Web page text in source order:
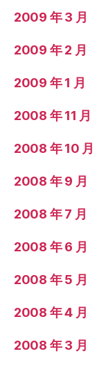
2009 年 3 月
2009 年 2 月
2009 年 1 月
2008 年 11 月
2008 年 10 月
2008 年 9 月
2008 年 7 月
2008 年 6 月
2008 年 5 月
2008 年 4 月
2008 年 3 月